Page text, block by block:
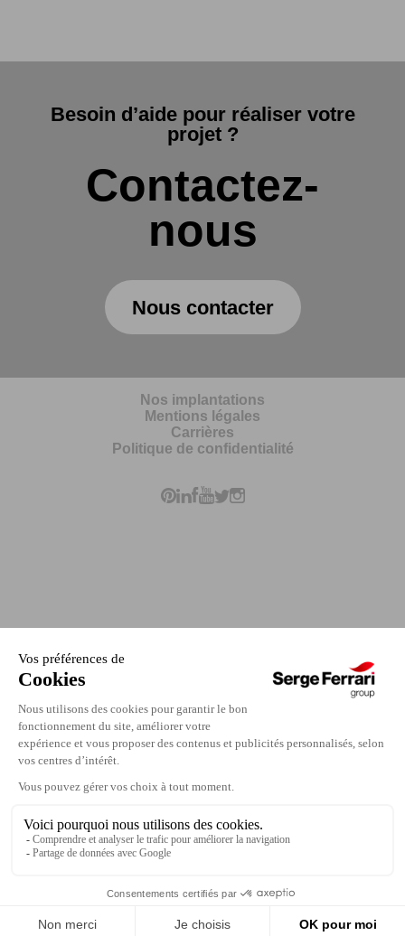
Besoin d’aide pour réaliser votre
projet ?
Contactez-
nous
Nous contacter
Nos implantations
Mentions légales
Carrières
Politique de confidentialité